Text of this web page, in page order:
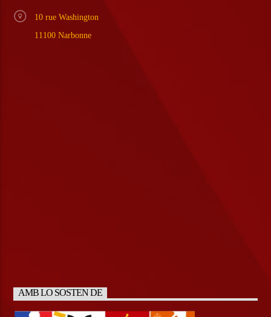
10 rue Washington
11100 Narbonne
AMB LO SOSTEN DE